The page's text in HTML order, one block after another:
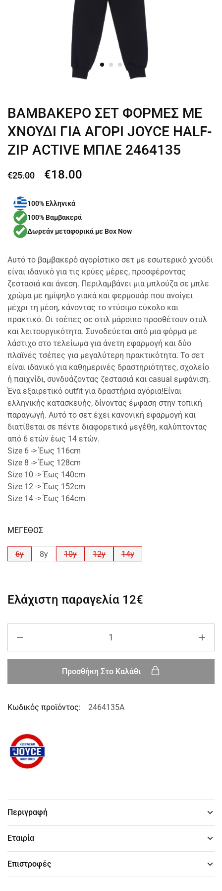
ΒΑΜΒΑΚΕΡΟ ΣΕΤ ΦΟΡΜΕΣ ΜΕ
ΧΝΟΥΔΙ ΓΙΑ ΑΓΟΡΙ JOYCE HALF-
ZIP ACTIVE ΜΠΛΕ 2464135
€25.00 €18.00
100% Ελληνικά
100% Βαμβακερά
Δωρεάν μεταφορικά με Box Now
Αυτό το βαμβακερό αγορίστικο σετ με εσωτερικό χνούδι
είναι ιδανικό για τις κρύες μέρες, προσφέροντας
ζεστασιά και άνεση. Περιλαμβάνει μια μπλούζα σε μπλε
χρώμα με ημίψηλο γιακά και φερμουάρ που ανοίγει
μέχρι τη μέση, κάνοντας το ντύσιμο εύκολο και
πρακτικό. Οι τσέπες σε στιλ μάρσιπο προσθέτουν στυλ
και λειτουργικότητα. Συνοδεύεται από μια φόρμα με
λάστιχο στο τελείωμα για άνετη εφαρμογή και δύο
πλαϊνές τσέπες για μεγαλύτερη πρακτικότητα. Το σετ
είναι ιδανικό για καθημερινές δραστηριότητες, σχολείο
ή παιχνίδι, συνδυάζοντας ζεστασιά και casual εμφάνιση.
Ένα εξαιρετικό outfit για δραστήρια αγόρια!Είναι
ελληνικής κατασκευής, δίνοντας έμφαση στην τοπική
παραγωγή. Αυτό το σετ έχει κανονική εφαρμογή και
διατίθεται σε πέντε διαφορετικά μεγέθη, καλύπτοντας
από 6 ετών έως 14 ετών.
Size 6 -> Έως 116cm
Size 8 -> Έως 128cm
Size 10 -> Έως 140cm
Size 12 -> Έως 152cm
Size 14 -> Έως 164cm
ΜΕΓΕΘΟΣ
6y 8y 10y 12y 14y
Ελάχιστη παραγελία 12€
Προσθήκη Στο Καλάθι
Κωδικός προϊόντος: 2464135A
Περιγραφή
Εταιρία
Επιστροφές